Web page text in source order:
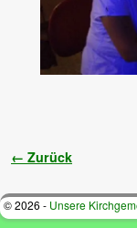
Bilder-Navigation
← Zurück
© 2026 - Unsere